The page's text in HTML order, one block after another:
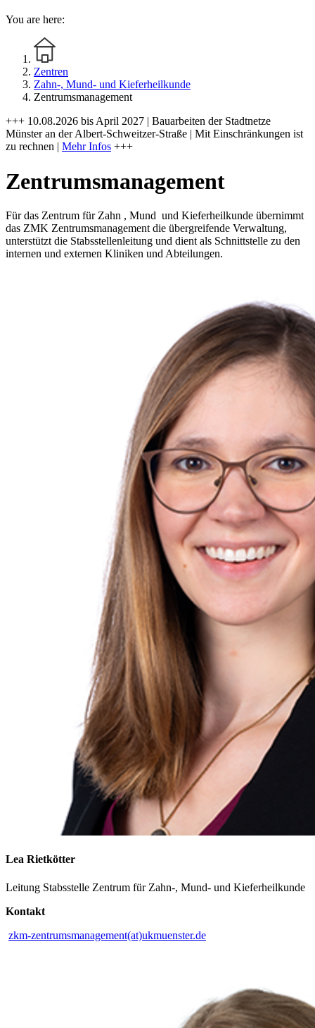
You are here:
Zentren
Zahn-, Mund- und Kieferheilkunde
Zentrumsmanagement
+++ 10.08.2026 bis April 2027 | Bauarbeiten der Stadtnetze
Münster an der Albert-Schweitzer-Straße | Mit Einschränkungen ist
zu rechnen | Mehr Infos +++
Zentrumsmanagement
Für das Zentrum für Zahn , Mund und Kieferheilkunde übernimmt
das ZMK Zentrumsmanagement die übergreifende Verwaltung,
unterstützt die Stabsstellenleitung und dient als Schnittstelle zu den
internen und externen Kliniken und Abteilungen.
Lea Rietkötter
Leitung Stabsstelle Zentrum für Zahn-, Mund- und Kieferheilkunde
Kontakt
zkm-zentrumsmanagement(at)ukmuenster.de